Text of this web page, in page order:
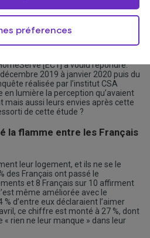
ont perçu leur logement
?
ils dans leur logement
[EC1] a voulu répondre.
2019 à janvier 2020 puis du
réalisée par l’institut CSA
en lumière la perception qu’avaient
mais aussi leurs envies après cette
de cette étude ?
la flamme entre les Français
leur logement, et ils ne se le
des Français ont passé le
et 8 Français sur 10 affirment
même améliorée avec le
d’entre eux déclaraient l’aimer
ce chiffre est monté à 27 %, dont
rien ne leur manque » dans leur
préferences